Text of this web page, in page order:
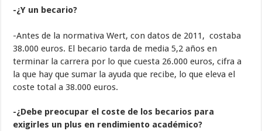
-¿Y un becario?
-Antes de la normativa Wert, con datos de 2011, costaba
38.000 euros. El becario tarda de media 5,2 años en
terminar la carrera por lo que cuesta 26.000 euros, cifra a
la que hay que sumar la ayuda que recibe, lo que eleva el
coste total a 38.000 euros.
-¿Debe preocupar el coste de los becarios para
exigirles un plus en rendimiento académico?